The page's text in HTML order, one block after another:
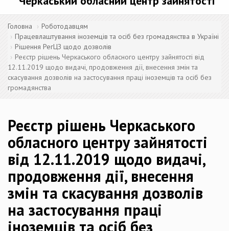
Головна
Роботодавцям
Працевлаштування іноземців та осіб без громадянства в Україні
Рішення РегЦЗ щодо дозволів
Реєстр рішень Черкаського обласного центру зайнятості від
12.11.2019 щодо видачі, продовження дії, внесення змін та
скасування дозволів на застосування праці іноземців та осіб без
громадянства
Реєстр рішень Черкаського
обласного центру зайнятості
від 12.11.2019 щодо видачі,
продовження дії, внесення
змін та скасування дозволів
на застосування праці
іноземців та осіб без